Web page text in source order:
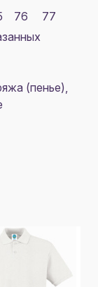
76
77
(пенье),